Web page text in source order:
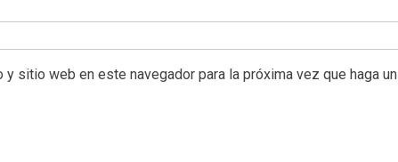
y sitio web en este navegador para la próxima vez que haga un